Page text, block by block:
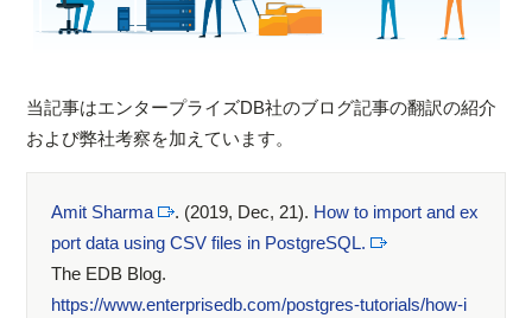
当記事はエンタープライズDB社のブログ記事の翻訳の紹介
および弊社考察を加えています。
Amit Sharma . (2019, Dec, 21). How to import and ex
port data using CSV files in PostgreSQL.
The EDB Blog.
https://www.enterprisedb.com/postgres-tutorials/how-i